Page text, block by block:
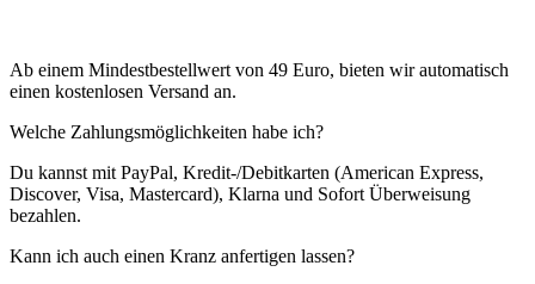
Ab einem Mindestbestellwert von 49 Euro, bieten wir automatisch
einen kostenlosen Versand an.
Welche Zahlungsmöglichkeiten habe ich?
Du kannst mit PayPal, Kredit-/Debitkarten (American Express,
Discover, Visa, Mastercard), Klarna und Sofort Überweisung
bezahlen.
Kann ich auch einen Kranz anfertigen lassen?